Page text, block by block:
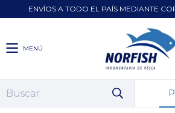
ENVÍOS A TODO EL PAÍS MEDIANTE
MENÚ